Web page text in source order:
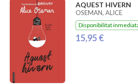
AQUEST HIVERN
OSEMAN, ALICE
Disponibilitat
15,95 €